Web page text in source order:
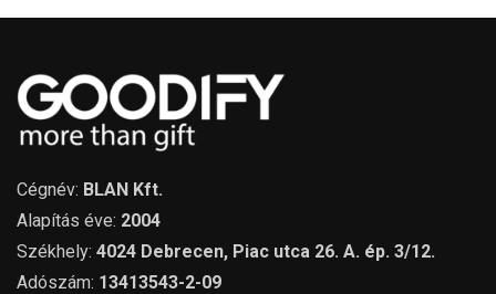
Cégnév: BLAN Kft.
Alapítás éve: 2004
Székhely: 4024 Debrecen, Piac utca 26. A. ép. 3/12.
Adószám: 13413543-2-09